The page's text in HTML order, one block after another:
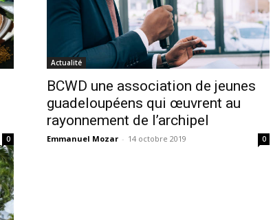
0
Actualité
BCWD une association de jeunes
guadeloupéens qui œuvrent au
rayonnement de l’archipel
Emmanuel Mozar - 14 octobre 2019 0